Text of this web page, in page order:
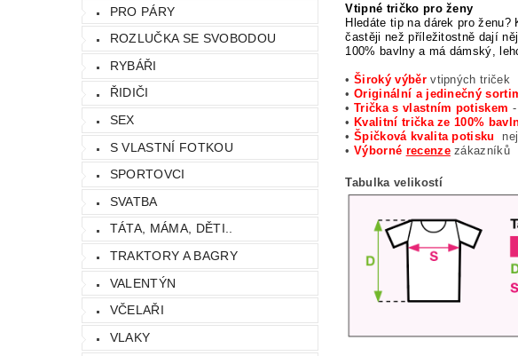
PRO PÁRY
ROZLUČKA SE SVOBODOU
RYBÁŘI
ŘIDIČI
SEX
S VLASTNÍ FOTKOU
SPORTOVCI
SVATBA
TÁTA, MÁMA, DĚTI..
TRAKTORY A BAGRY
VALENTÝN
VČELAŘI
VLAKY
Vtipné tričko pro ženy
Hledáte tip na dárek pro
častěji než příležitostně dají
100% bavlny a má dámský,
•Široký výběrvtipných triček
•Originální a jedinečný
•Trička s vlastním potiskem
•Kvalitní trička ze 100%
•Špičková kvalita potisku
•Výborné recenzezákazníků
Tabulka velikostí